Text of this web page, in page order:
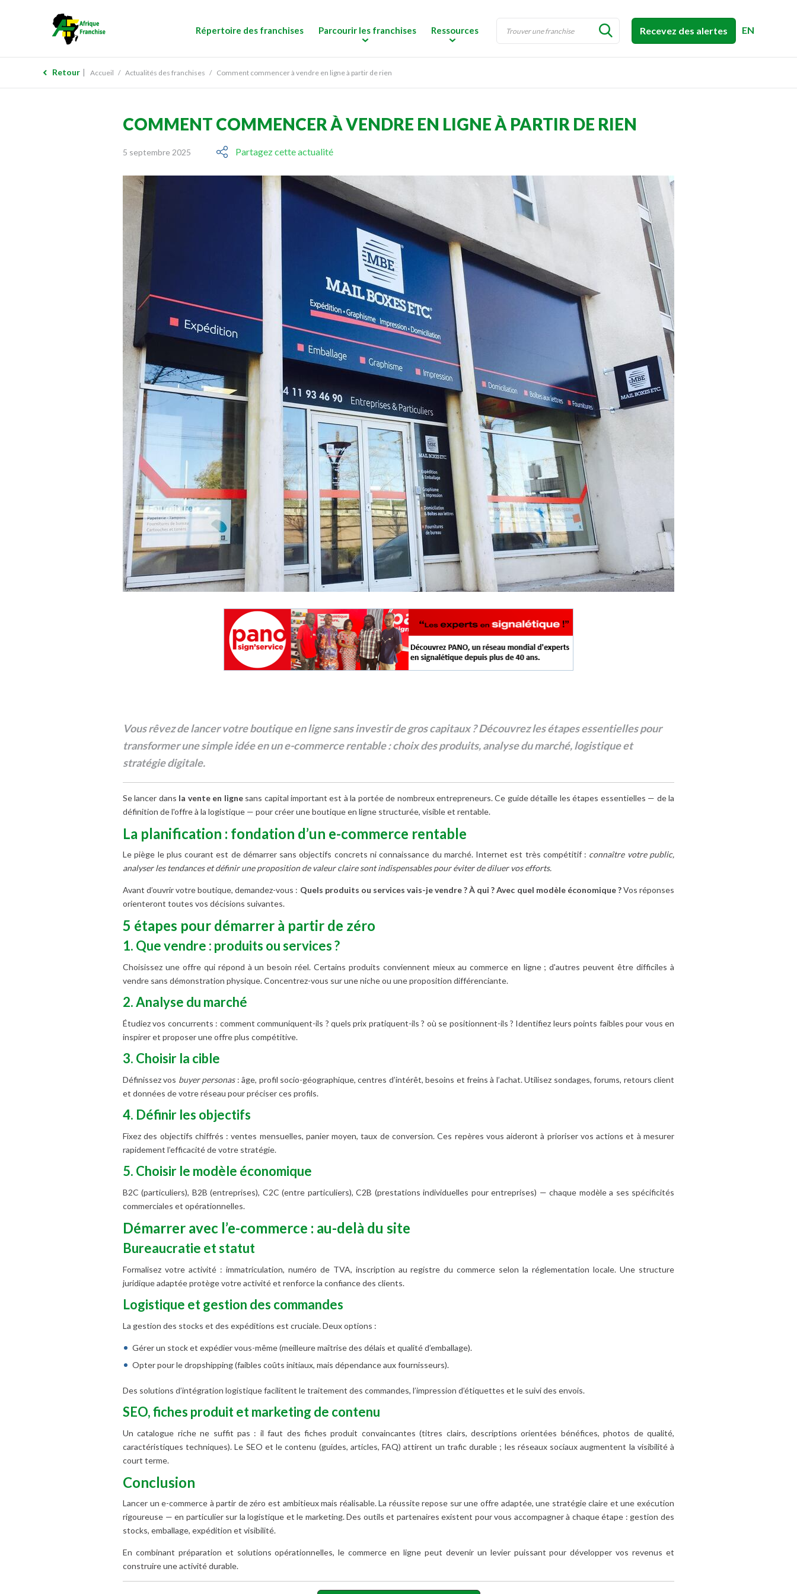
Recevez des alertes EN
Répertoire des franchises Parcourir les franchises Ressources
Retour Accueil Actualités des franchises Comment commencer à vendre en ligne à partir de rien
COMMENT COMMENCER À VENDRE EN LIGNE À PARTIR DE RIEN
5 septembre 2025 Partagez cette actualité
Vous rêvez de lancer votre boutique en ligne sans investir de gros capitaux ? Découvrez les étapes essentielles pour
transformer une simple idée en un e-commerce rentable : choix des produits, analyse du marché, logistique et
stratégie digitale.
Se lancer dans la vente en lignesans capital important est à la portée de nombreux entrepreneurs. Ce guide détaille les étapes essentielles — de la
définition de l'offre à la logistique — pour créer une boutique en ligne structurée, visible et rentable.
La planification : fondation d’un e-commerce rentable
Le piège le plus courant est de démarrer sans objectifs concrets ni connaissance du marché. Internet est très compétitif : connaître votre public,
analyser les tendances et définir une proposition de valeur claire sont indispensables pour éviter de diluer vos efforts.
Avant d’ouvrir votre boutique, demandez-vous : Quels produits ou services vais-je vendre ?À qui ? Avec quel modèle économique ?Vos réponses
orienteront toutes vos décisions suivantes.
5 étapes pour démarrer à partir de zéro
1. Que vendre : produits ou services ?
Choisissez une offre qui répond à un besoin réel. Certains produits conviennent mieux au commerce en ligne ; d'autres peuvent être difficiles à
vendre sans démonstration physique. Concentrez-vous sur une niche ou une proposition différenciante.
2. Analyse du marché
Étudiez vos concurrents : comment communiquent-ils ? quels prix pratiquent-ils ? où se positionnent-ils ? Identifiez leurs points faibles pour vous en
inspirer et proposer une offre plus compétitive.
3. Choisir la cible
Définissez vos buyer personas: âge, profil socio-géographique, centres d’intérêt, besoins et freins à l’achat. Utilisez sondages, forums, retours client
et données de votre réseau pour préciser ces profils.
4. Définir les objectifs
Fixez des objectifs chiffrés : ventes mensuelles, panier moyen, taux de conversion. Ces repères vous aideront à prioriser vos actions et à mesurer
rapidement l’efficacité de votre stratégie.
5. Choisir le modèle économique
B2C (particuliers), B2B (entreprises), C2C (entre particuliers), C2B (prestations individuelles pour entreprises) — chaque modèle a ses spécificités
commerciales et opérationnelles.
Démarrer avec l’e-commerce : au-delà du site
Bureaucratie et statut
Formalisez votre activité : immatriculation, numéro de TVA, inscription au registre du commerce selon la réglementation locale. Une structure
juridique adaptée protège votre activité et renforce la confiance des clients.
Logistique et gestion des commandes
La gestion des stocks et des expéditions est cruciale. Deux options :
Gérer un stock et expédier vous-même (meilleure maîtrise des délais et qualité d’emballage).
Opter pour le dropshipping (faibles coûts initiaux, mais dépendance aux fournisseurs).
Des solutions d’intégration logistique facilitent le traitement des commandes, l’impression d’étiquettes et le suivi des envois.
SEO, fiches produit et marketing de contenu
Un catalogue riche ne suffit pas : il faut des fiches produit convaincantes (titres clairs, descriptions orientées bénéfices, photos de qualité,
caractéristiques techniques). Le SEO et le contenu (guides, articles, FAQ) attirent un trafic durable ; les réseaux sociaux augmentent la visibilité à
court terme.
Conclusion
Lancer un e-commerce à partir de zéro est ambitieux mais réalisable. La réussite repose sur une offre adaptée, une stratégie claire et une exécution
rigoureuse — en particulier sur la logistique et le marketing. Des outils et partenaires existent pour vous accompagner à chaque étape : gestion des
stocks, emballage, expédition et visibilité.
En combinant préparation et solutions opérationnelles, le commerce en ligne peut devenir un levier puissant pour développer vos revenus et
construire une activité durable.